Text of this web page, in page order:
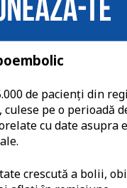
de pacienți din
culese pe o perioadă
cu date
crescută a bolii,